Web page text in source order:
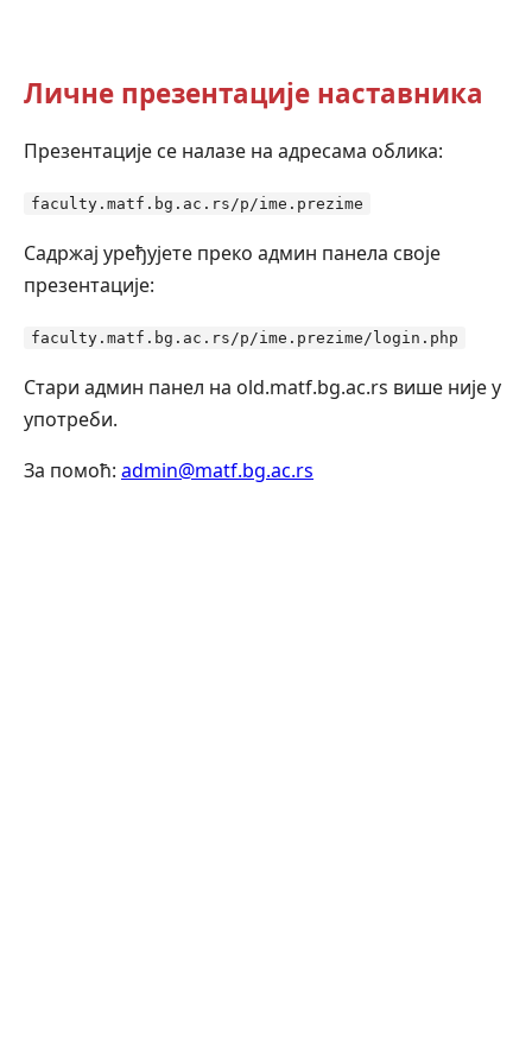
Личне презентације наставника
Презентације се налазе на адресама облика:
faculty.matf.bg.ac.rs/p/ime.prezime
Садржај уређујете преко админ панела своје
презентације:
faculty.matf.bg.ac.rs/p/ime.prezime/login.php
Стари админ панел на old.matf.bg.ac.rs више није у
употреби.
За помоћ: admin@matf.bg.ac.rs